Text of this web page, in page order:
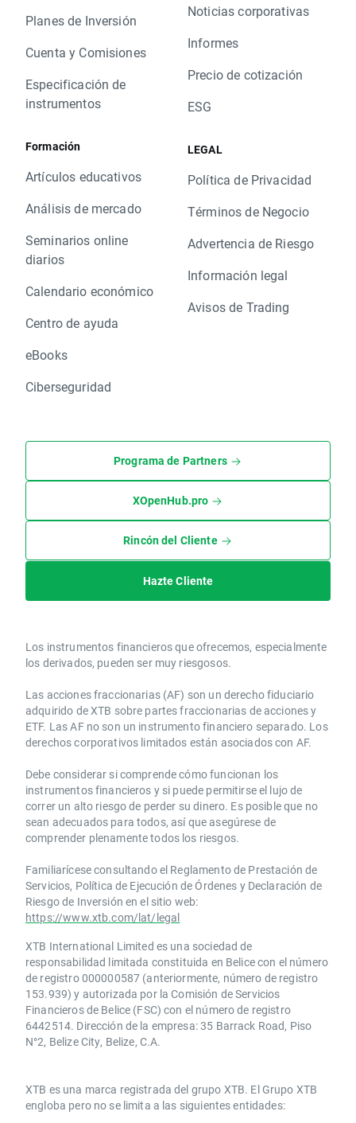
Planes de Inversión
Cuenta y Comisiones
Especificación de
instrumentos
Formación
Artículos educativos
Análisis de mercado
Seminarios online
diarios
Calendario económico
Centro de ayuda
eBooks
Ciberseguridad
Noticias corporativas
Informes
Precio de cotización
ESG
LEGAL
Política de Privacidad
Términos de Negocio
Advertencia de Riesgo
Información legal
Avisos de Trading
Programa de Partners
XOpenHub.pro
Rincón del Cliente
Hazte Cliente
Los instrumentos financieros que ofrecemos, especialmente
los derivados, pueden ser muy riesgosos.
Las acciones fraccionarias (AF) son un derecho fiduciario
adquirido de XTB sobre partes fraccionarias de acciones y
ETF. Las AF no son un instrumento financiero separado. Los
derechos corporativos limitados están asociados con AF.
Debe considerar si comprende cómo funcionan los
instrumentos financieros y si puede permitirse el lujo de
correr un alto riesgo de perder su dinero. Es posible que no
sean adecuados para todos, así que asegúrese de
comprender plenamente todos los riesgos.
Familiarícese consultando el Reglamento de Prestación de
Servicios, Política de Ejecución de Órdenes y Declaración de
Riesgo de Inversión en el sitio web:
https://www.xtb.com/lat/legal
XTB International Limited es una sociedad de
responsabilidad limitada constituida en Belice con el número
de registro 000000587 (anteriormente, número de registro
153.939) y autorizada por la Comisión de Servicios
Financieros de Belice (FSC) con el número de registro
6442514. Dirección de la empresa: 35 Barrack Road, Piso
N°2, Belize City, Belize, C.A.
​​XTB es una marca registrada del grupo XTB. El Grupo XTB
engloba pero no se limita a las siguientes entidades: